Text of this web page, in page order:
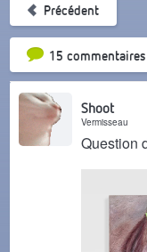
Précédent
15 commentaires
Tri par
Shoot
Vermisseau
Question